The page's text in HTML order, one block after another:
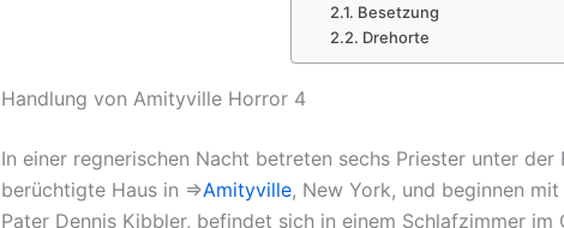
Besetzung
Drehorte
Handlung von Amityville Horror 4
In einer regnerischen Nacht betreten sechs Priester unter
berüchtigte Haus in ⇒Amityville, New York, und beginnen
Pater Dennis Kibbler, befindet sich in einem Schlafzimmer im